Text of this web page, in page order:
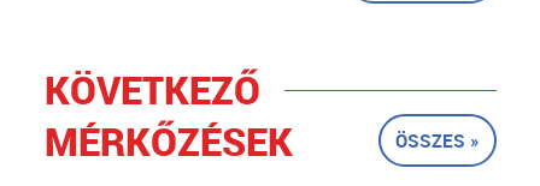
KÖVETKEZŐ
MÉRKŐZÉSEK
ÖSSZES »